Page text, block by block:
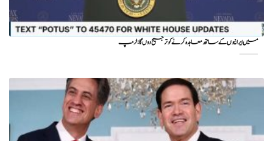
میں ایرانیوں کے ساتھ معاہدہ کرنے کو ترجیح دوں گا : ٹرمپ